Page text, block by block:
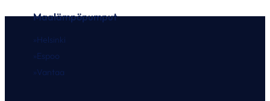
Maalämpöpumput
Helsinki
Espoo
Vantaa